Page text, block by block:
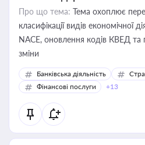
Про що тема: Тема охоплює
класифікації видів економічної
NACE, оновлення кодів КВЕД та
зміни
Банківська діяльність
Фінансові послуги
+13